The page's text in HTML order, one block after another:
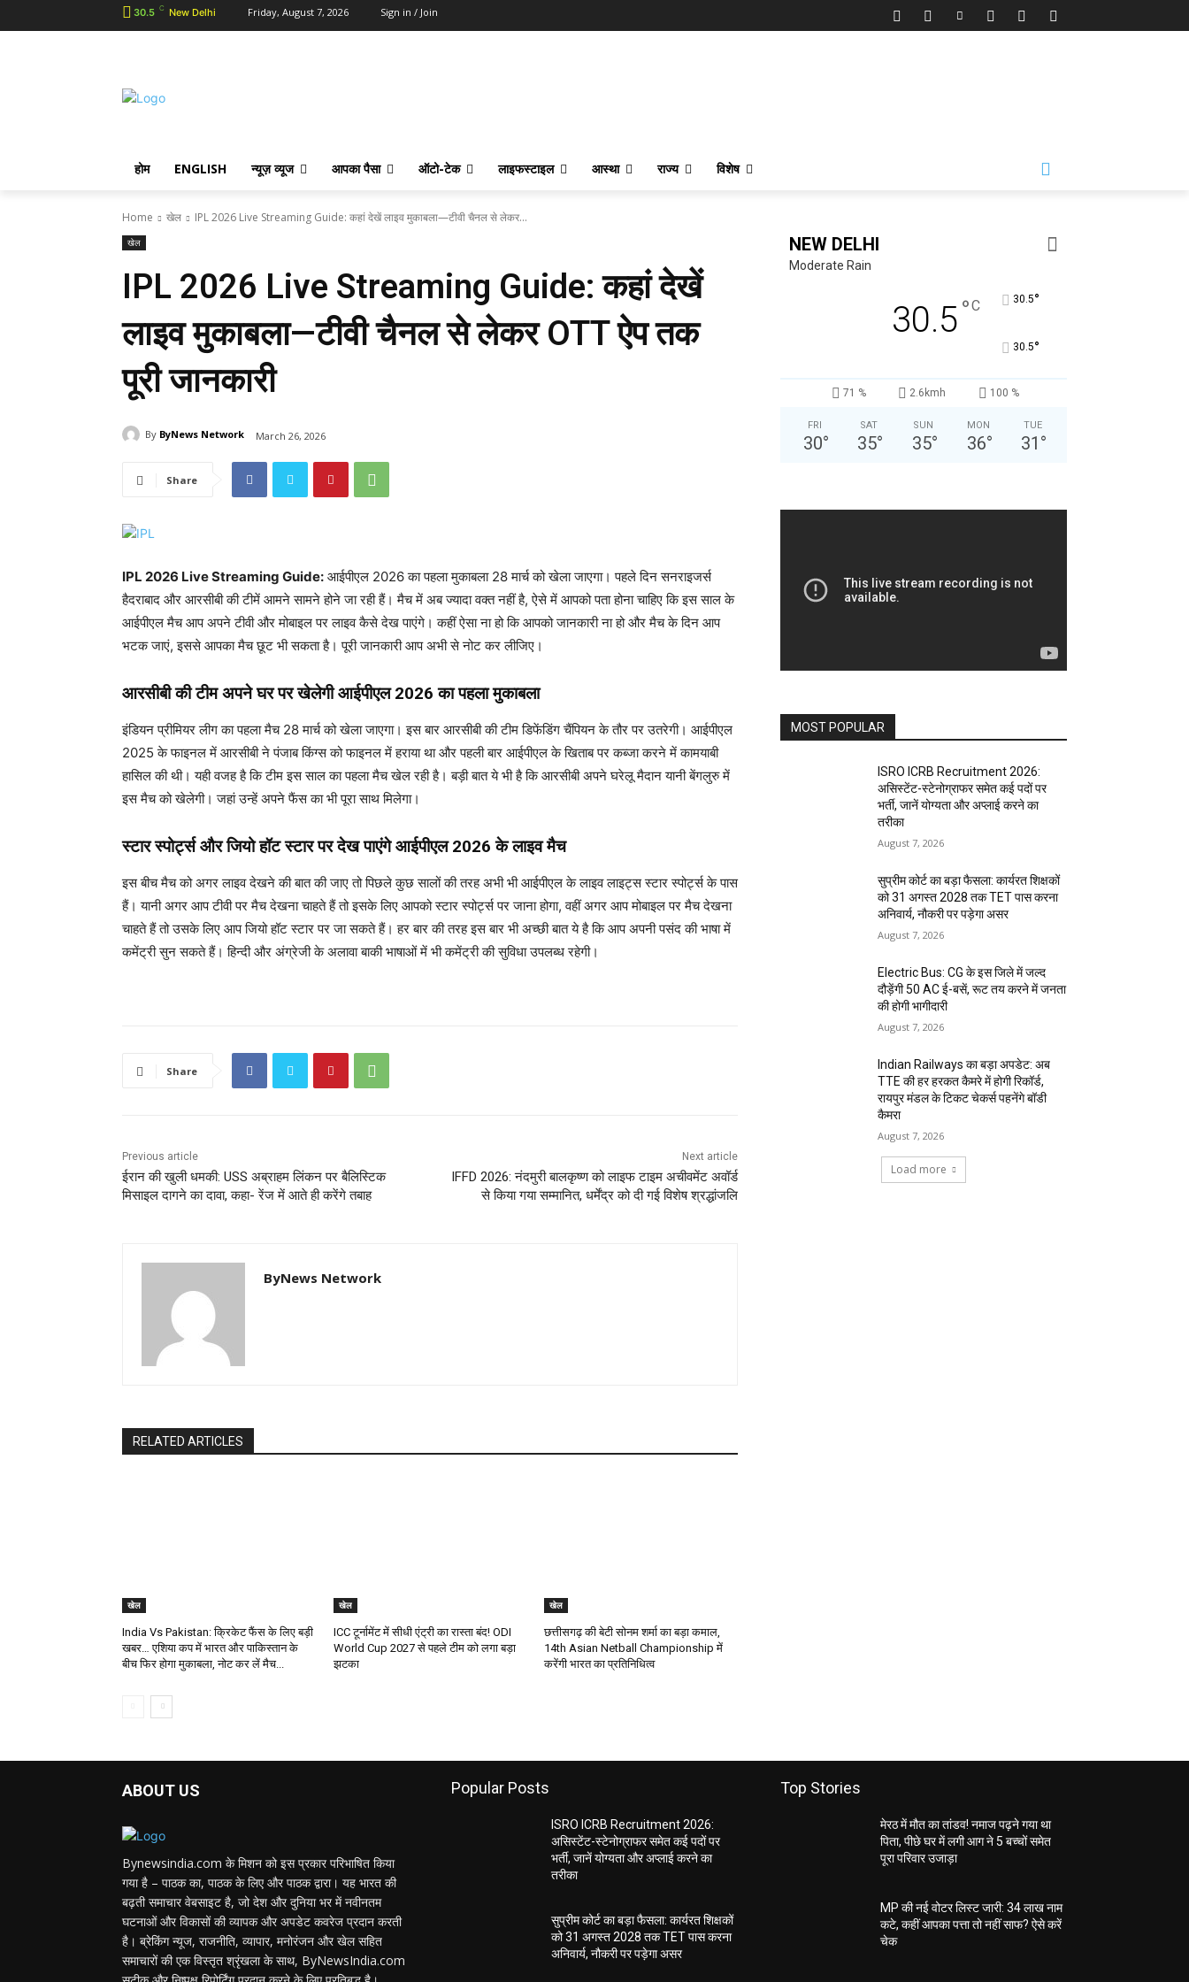
30.5 C New Delhi Friday, August 7, 2026 Sign in / Join
होम ENGLISH न्यूज़ व्यूज आपका पैसा ऑटो-टेक लाइफस्टाइल आस्था राज्य विशेष
Home खेल IPL 2026 Live Streaming Guide: कहां देखें लाइव मुकाबला—टीवी चैनल से लेकर...
खेल
IPL 2026 Live Streaming Guide: कहां देखें
लाइव मुकाबला—टीवी चैनल से लेकर OTT ऐप तक
पूरी जानकारी
By ByNews Network March 26, 2026
Share
IPL 2026 Live Streaming Guide: आईपीएल 2026 का पहला मुकाबला 28 मार्च को खेला जाएगा। पहले दिन सनराइजर्स
हैदराबाद और आरसीबी की टीमें आमने सामने होने जा रही हैं। मैच में अब ज्यादा वक्त नहीं है, ऐसे में आपको पता होना चाहिए कि इस साल के
आईपीएल मैच आप अपने टीवी और मोबाइल पर लाइव कैसे देख पाएंगे। कहीं ऐसा ना हो कि आपको जानकारी ना हो और मैच के दिन आप
भटक जाएं, इससे आपका मैच छूट भी सकता है। पूरी जानकारी आप अभी से नोट कर लीजिए।
आरसीबी की टीम अपने घर पर खेलेगी आईपीएल 2026 का पहला मुकाबला
इंडियन प्रीमियर लीग का पहला मैच 28 मार्च को खेला जाएगा। इस बार आरसीबी की टीम डिफेंडिंग चैंपियन के तौर पर उतरेगी। आईपीएल
2025 के फाइनल में आरसीबी ने पंजाब किंग्स को फाइनल में हराया था और पहली बार आईपीएल के खिताब पर कब्जा करने में कामयाबी
हासिल की थी। यही वजह है कि टीम इस साल का पहला मैच खेल रही है। बड़ी बात ये भी है कि आरसीबी अपने घरेलू मैदान यानी बेंगलुरु में
इस मैच को खेलेगी। जहां उन्हें अपने फैंस का भी पूरा साथ मिलेगा।
स्टार स्पोर्ट्स और जियो हॉट स्टार पर देख पाएंगे आईपीएल 2026 के लाइव मैच
इस बीच मैच को अगर लाइव देखने की बात की जाए तो पिछले कुछ सालों की तरह अभी भी आईपीएल के लाइव लाइट्स स्टार स्पोर्ट्स के पास
हैं। यानी अगर आप टीवी पर मैच देखना चाहते हैं तो इसके लिए आपको स्टार स्पोर्ट्स पर जाना होगा, वहीं अगर आप मोबाइल पर मैच देखना
चाहते हैं तो उसके लिए आप जियो हॉट स्टार पर जा सकते हैं। हर बार की तरह इस बार भी अच्छी बात ये है कि आप अपनी पसंद की भाषा में
कमेंट्री सुन सकते हैं। हिन्दी और अंग्रेजी के अलावा बाकी भाषाओं में भी कमेंट्री की सुविधा उपलब्ध रहेगी।
Share
Previous article
ईरान की खुली धमकी: USS अब्राहम लिंकन पर बैलिस्टिक
मिसाइल दागने का दावा, कहा- रेंज में आते ही करेंगे तबाह
Next article
IFFD 2026: नंदमुरी बालकृष्ण को लाइफ टाइम अचीवमेंट अवॉर्ड
से किया गया सम्मानित, धर्मेंद्र को दी गई विशेष श्रद्धांजलि
ByNews Network
RELATED ARTICLES
खेल
India Vs Pakistan: क्रिकेट फैंस के लिए बड़ी
खबर… एशिया कप में भारत और पाकिस्तान के
बीच फिर होगा मुकाबला, नोट कर लें मैच...
खेल
ICC टूर्नामेंट में सीधी एंट्री का रास्ता बंद! ODI
World Cup 2027 से पहले टीम को लगा बड़ा
झटका
खेल
छत्तीसगढ़ की बेटी सोनम शर्मा का बड़ा कमाल,
14th Asian Netball Championship में
करेंगी भारत का प्रतिनिधित्व
NEW DELHI
Moderate Rain
30.5°C 30.5°
30.5°
71 % 2.6kmh 100 %
FRI
30°
SAT
35°
SUN
35°
MON
36°
TUE
31 °
MOST POPULAR
ISRO ICRB Recruitment 2026:
असिस्टेंट-स्टेनोग्राफर समेत कई पदों पर
भर्ती, जानें योग्यता और अप्लाई करने का
तरीका
August 7, 2026
सुप्रीम कोर्ट का बड़ा फैसला: कार्यरत शिक्षकों
को 31 अगस्त 2028 तक TET पास करना
अनिवार्य, नौकरी पर पड़ेगा असर
August 7, 2026
Electric Bus: CG के इस जिले में जल्द
दौड़ेंगी 50 AC ई-बसें, रूट तय करने में जनता
की होगी भागीदारी
August 7, 2026
Indian Railways का बड़ा अपडेट: अब
TTE की हर हरकत कैमरे में होगी रिकॉर्ड,
रायपुर मंडल के टिकट चेकर्स पहनेंगे बॉडी
कैमरा
August 7, 2026
Load more
ABOUT US
Bynewsindia.com के मिशन को इस प्रकार परिभाषित किया
गया है – पाठक का, पाठक के लिए और पाठक द्वारा। यह भारत की
बढ़ती समाचार वेबसाइट है, जो देश और दुनिया भर में नवीनतम
घटनाओं और विकासों की व्यापक और अपडेट कवरेज प्रदान करती
है। ब्रेकिंग न्यूज, राजनीति, व्यापार, मनोरंजन और खेल सहित
समाचारों की एक विस्तृत श्रृंखला के साथ, ByNewsIndia.com
Popular Posts
ISRO ICRB Recruitment 2026:
असिस्टेंट-स्टेनोग्राफर समेत कई पदों पर
भर्ती, जानें योग्यता और अप्लाई करने का
तरीका
सुप्रीम कोर्ट का बड़ा फैसला: कार्यरत शिक्षकों
को 31 अगस्त 2028 तक TET पास करना
अनिवार्य, नौकरी पर पड़ेगा असर
Top Stories
मेरठ में मौत का तांडव! नमाज पढ़ने गया था
पिता, पीछे घर में लगी आग ने 5 बच्चों समेत
पूरा परिवार उजाड़ा
MP की नई वोटर लिस्ट जारी: 34 लाख नाम
कटे, कहीं आपका पत्ता तो नहीं साफ? ऐसे करें
चेक